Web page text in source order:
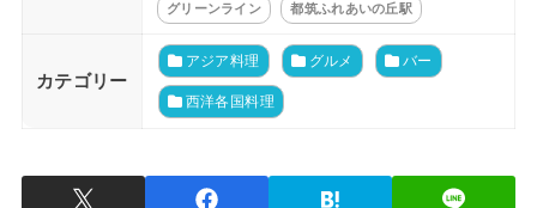
グリーンライン 都筑ふれあいの丘駅
カテゴリー
アジア料理 グルメ バー
西洋各国料理